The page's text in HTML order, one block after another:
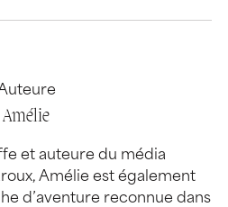
Amélie
et auteure du média
Amélie est également
d’aventure reconnue dans